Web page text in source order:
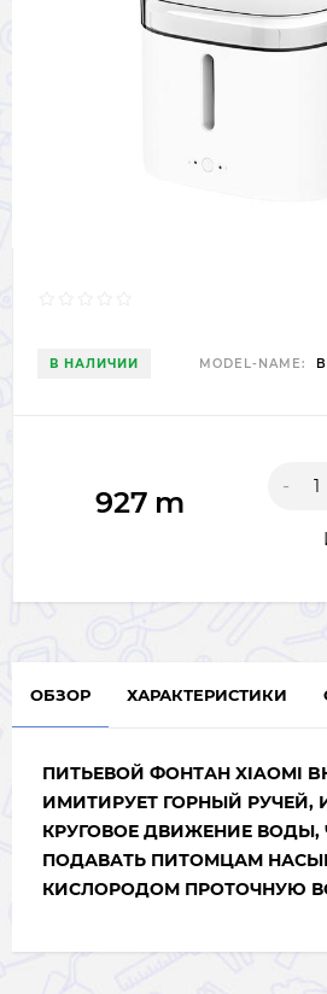
В НАЛИЧИИ MODEL-NAME:
927 m -
ОБЗОР ХАРАКТЕРИСТИКИ
ПИТЬЕВОЙ ФОНТАН XIAOMI
ИМИТИРУЕТ ГОРНЫЙ РУЧЕЙ,
КРУГОВОЕ ДВИЖЕНИЕ ВОДЫ,
ПОДАВАТЬ ПИТОМЦАМ
КИСЛОРОДОМ ПРОТОЧНУЮ